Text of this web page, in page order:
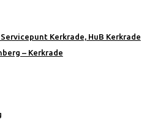
Kerkrade, HuB Kerkrade
– Kerkrade